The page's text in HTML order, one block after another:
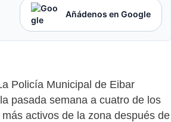
Añádenos en Google
Policía Municipal de Eibar
pasada semana a cuatro de los
activos de la zona después de